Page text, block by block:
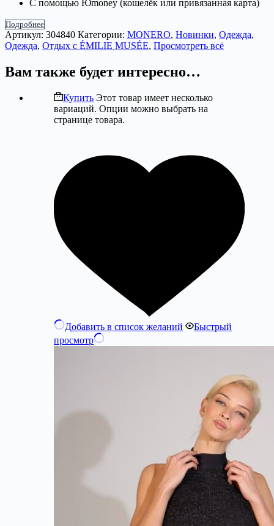
С помощью Юmoney (кошелёк или привязанная карта)
Подробнее
Артикул: 304840 Категории: MONERO, Новинки, Одежда,
Одежда, Отдых с ÉMILIE MUSÉE, Просмотреть всё
Вам также будет интересно…
Купить Этот товар имеет несколько
вариаций. Опции можно выбрать на
странице товара.
Добавить в список желаний
Быстрый
просмотр